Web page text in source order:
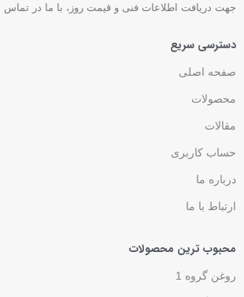
جهت دریافت اطلاعات فنی و قیمت روز، با ما در تماس
دسترسی سریع
صفحه اصلی
محصولات
مقالات
حساب کاربری
درباره ما
ارتباط با ما
محبوب ترین محصولات
روغن گروه 1